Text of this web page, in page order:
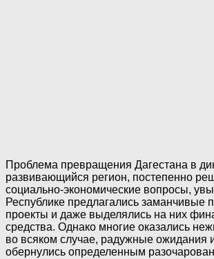
Проблема превращения Дагестана в
развивающийся регион, постепенно
социально-экономические вопросы,
Республике предлагались заманчивые
проекты и даже выделялись на них
средства. Однако многие оказались
во всяком случае, радужные ожидания
обернулись определенным